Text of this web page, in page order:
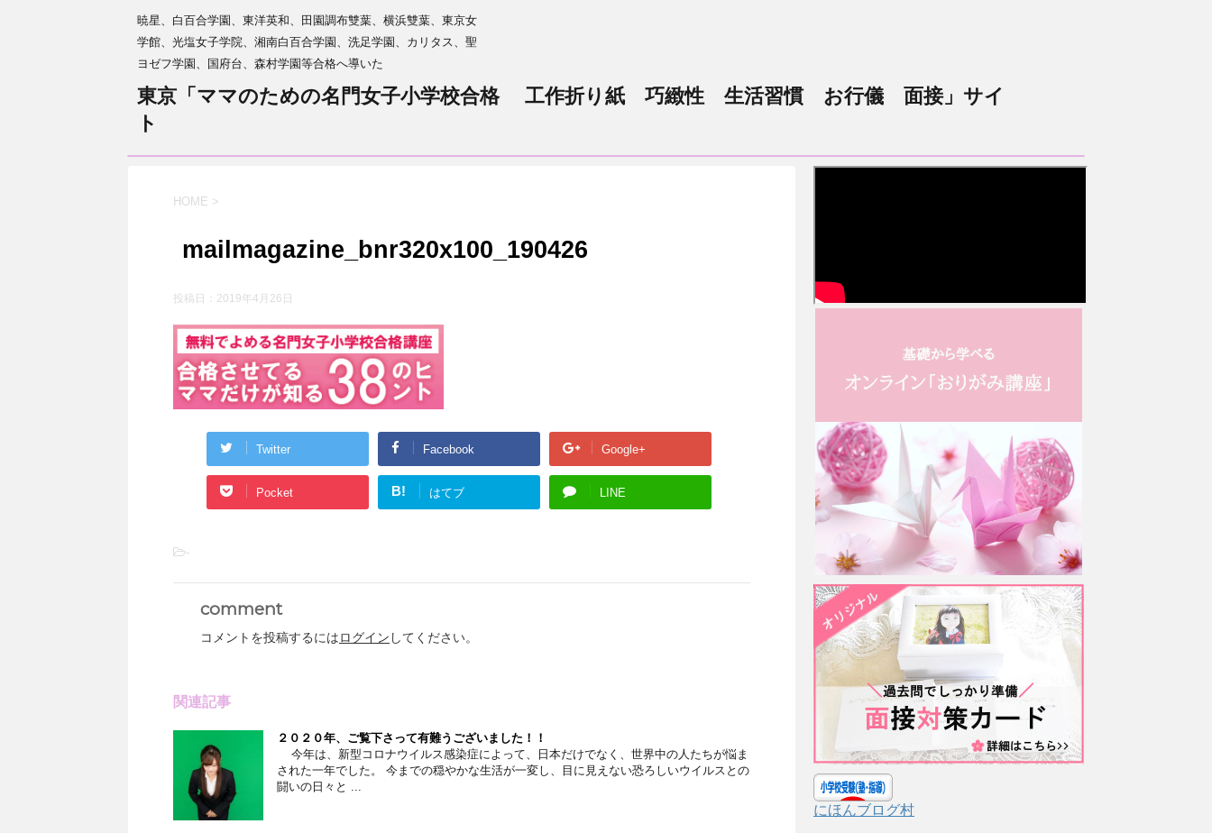
暁星、白百合学園、東洋英和、田園調布雙葉、横浜雙葉、東京女
学館、光塩女子学院、湘南白百合学園、洗足学園、カリタス、聖
ヨゼフ学園、国府台、森村学園等合格へ導いた
東京「ママのための名門女子小学校合格 工作折り紙 巧緻性 生活習慣 お行儀 面接」サイ
ト
HOME >
mailmagazine_bnr320x100_190426
投稿日： 2019年4月26日
Twitter Facebook Google+
Pocket B! はてブ LINE
-
comment
コメントを投稿するにはログイン してください。
関連記事
２０２０年、ご覧下さって有難うございました！！
今年は、新型コロナウイルス感染症によって、日本だけでなく、世界中の人たちが悩ま
された一年でした。 今までの穏やかな生活が一変し、目に見えない恐ろしいウイルスとの
闘いの日々と ...
にほんブログ村